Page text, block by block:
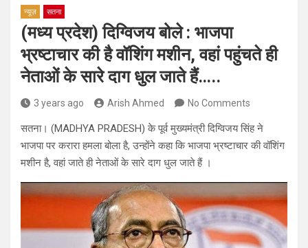
न्यूज़ सतना
(मध्य प्रदेश) दिग्विजय बोले : भाजपा
भ्रष्टाचार की है वॉशिंग मशीन, वहां पहुंचते ही
नेताओं के सारे दाग धुल जाते हैं…..
3 years ago Arish Ahmed No Comments
सतना। (MADHYA PRADESH) के पूर्व मुख्यमंत्री दिग्विजय सिंह ने
भाजपा पर करारा हमला बोला है, उन्होंने कहा कि भाजपा भ्रष्टाचार की वॉशिंग
मशीन है, वहां जाते ही नेताओं के सारे दाग धुल जाते हैं ।